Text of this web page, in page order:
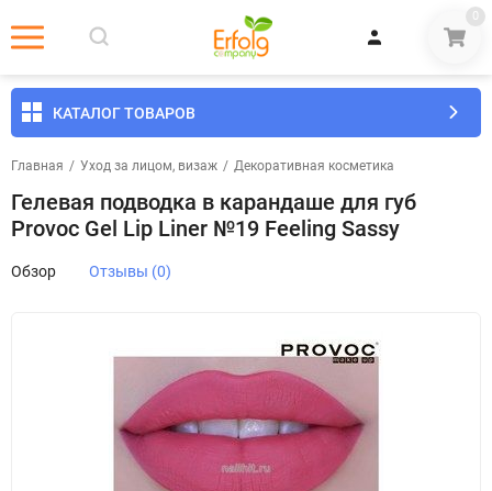
0
КАТАЛОГ ТОВАРОВ
Главная / Уход за лицом, визаж / Декоративная косметика
Гелевая подводка в карандаше для губ
Provoc Gel Lip Liner №19 Feeling Sassy
Обзор Отзывы (0)